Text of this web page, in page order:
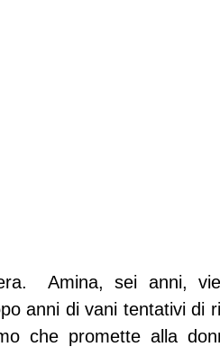
Amina, sei anni,
anni di vani tentativi di
che promette alla